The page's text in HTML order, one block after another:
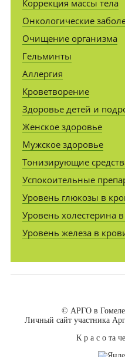
Коррекция массы тела
Онкологические
Очищение организма
Гельминты
Аллергия
Кроветворение
Здоровье детей и
Женское здоровье
Мужское здоровье
Тонизирующие
Успокоительные
Уровень глюкозы в
Уровень холестерина
Уровень железа в
© АРГО в
Личный сайт участника
К р а с о та